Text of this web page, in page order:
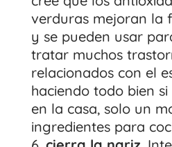
verduras mejoran la
y se pueden usar
tratar muchos
relacionados con el
haciendo todo bien
en la casa, solo un
ingredientes para